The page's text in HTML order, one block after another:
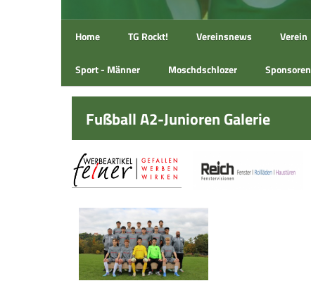
Home TG Rockt! Vereinsnews Verein
Sport - Männer Moschdschlozer Sponsoren
Fußball A2-Junioren Galerie